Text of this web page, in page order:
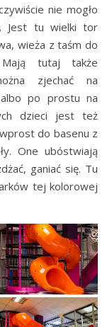
nie mogło
Jest tu wielki tor
wieża z taśm do
Mają tutaj także
zjechać na
albo po prostu na
dzieci jest też
do basenu z
One ubóstwiają
ganiać się. Tu
tej kolorowej